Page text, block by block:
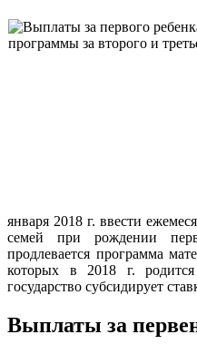
января 2018 г. ввести
семей при рождении
продлевается программа
которых в 2018 г.
государство субсидирует
Выплаты за